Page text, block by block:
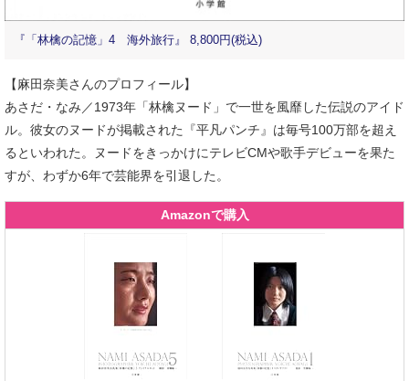
『「林檎の記憶」4 海外旅行』 8,800円(税込)
【麻田奈美さんのプロフィール】
あさだ・なみ／1973年「林檎ヌード」で一世を風靡した伝説のアイド
ル。彼女のヌードが掲載された『平凡パンチ』は毎号100万部を超え
るといわれた。ヌードをきっかけにテレビCMや歌手デビューを果た
すが、わずか6年で芸能界を引退した。
Amazonで購入